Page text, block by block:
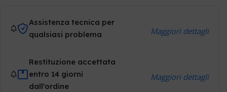
Assistenza tecnica per
qualsiasi problema
Maggiori dettagli
Restituzione accettata
entro 14 giorni
dall'ordine
Maggiori dettagli